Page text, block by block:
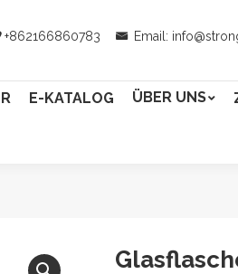
+862166860783 Email:
E-KATALOG ÜBER UNS